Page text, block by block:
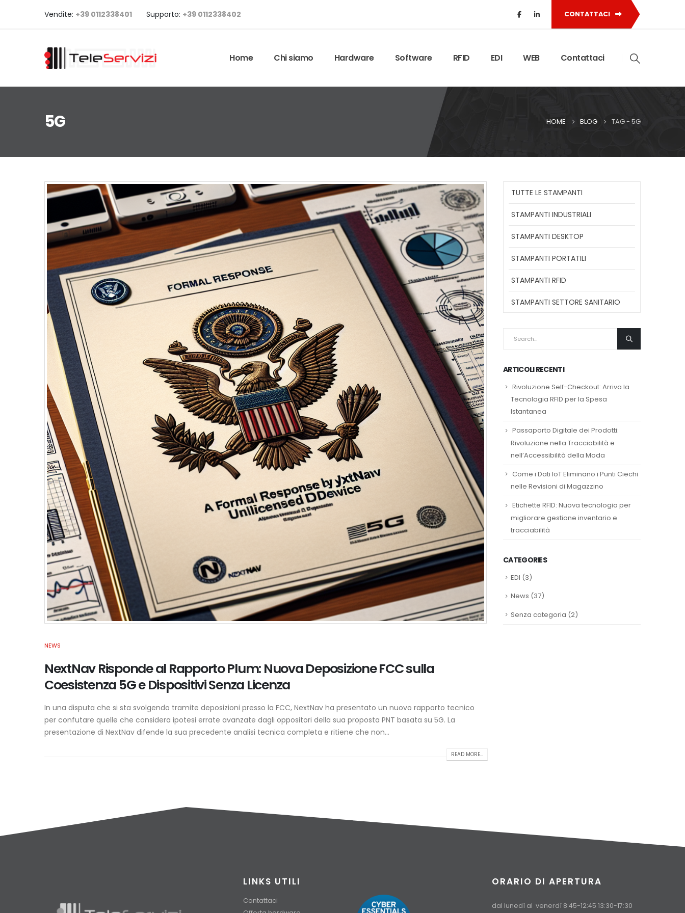
Vendite: +39 0112338401 Supporto: +39 0112338402 CONTATTACI
Home Chi siamo Hardware Software RFID EDI WEB Contattaci
5G HOME BLOG TAG - 5G
NEWS
NextNav Risponde al Rapporto Plum: Nuova Deposizione FCC sulla
Coesistenza 5G e Dispositivi Senza Licenza
In una disputa che si sta svolgendo tramite deposizioni presso la FCC, NextNav ha presentato un nuovo rapporto tecnico
per confutare quelle che considera ipotesi errate avanzate dagli oppositori della sua proposta PNT basata su 5G. La
presentazione di NextNav difende la sua precedente analisi tecnica completa e ritiene che non...
READ MORE...
TUTTE LE STAMPANTI
STAMPANTI INDUSTRIALI
STAMPANTI DESKTOP
STAMPANTI PORTATILI
STAMPANTI RFID
STAMPANTI SETTORE SANITARIO
ARTICOLI RECENTI
Rivoluzione Self-Checkout: Arriva la
Tecnologia RFID per la Spesa
Istantanea
Passaporto Digitale dei Prodotti:
Rivoluzione nella Tracciabilità e
nell’Accessibilità della Moda
Come i Dati IoT Eliminano i Punti Ciechi
nelle Revisioni di Magazzino
Etichette RFID: Nuova tecnologia per
migliorare gestione inventario e
tracciabilità
CATEGORIES
EDI (3)
News (37)
Senza categoria (2)
LINKS UTILI
Contattaci
ORARIO DI APERTURA
dal lunedì al venerdì 8:45-12:45 13:30-17:30